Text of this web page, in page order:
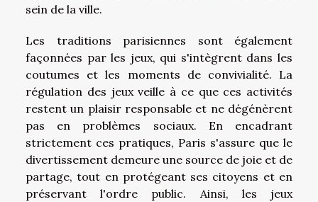
sein de la ville.
Les traditions parisiennes sont également
façonnées par les jeux, qui s'intègrent dans les
coutumes et les moments de convivialité. La
régulation des jeux veille à ce que ces activités
restent un plaisir responsable et ne dégénèrent
pas en problèmes sociaux. En encadrant
strictement ces pratiques, Paris s'assure que le
divertissement demeure une source de joie et de
partage, tout en protégeant ses citoyens et en
préservant l'ordre public. Ainsi, les jeux